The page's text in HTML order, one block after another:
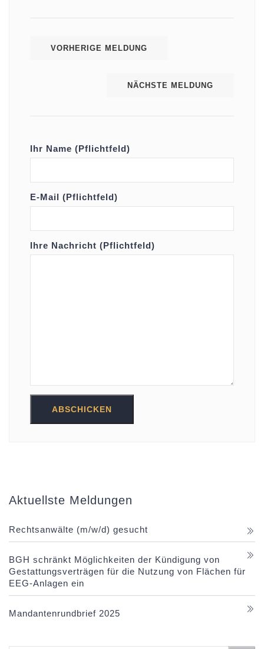
VORHERIGE MELDUNG
NÄCHSTE MELDUNG
Ihr Name (Pflichtfeld)
E-Mail (Pflichtfeld)
Ihre Nachricht (Pflichtfeld)
Aktuellste Meldungen
Rechtsanwälte (m/w/d) gesucht
BGH schränkt Möglichkeiten der Kündigung von
Gestattungsverträgen für die Nutzung von Flächen für
EEG-Anlagen ein
Mandantenrundbrief 2025